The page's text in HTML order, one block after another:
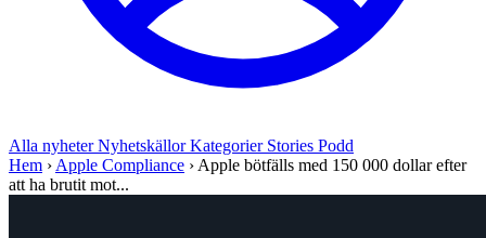
Alla nyheterNyhetskällorKategorier Stories Podd
Hem › Apple Compliance › Apple bötfälls med 150 000 dollar efter
att ha brutit mot...